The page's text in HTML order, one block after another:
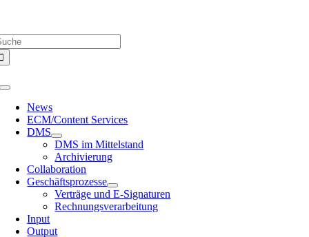
springen
Toggle
Navigation
News
ECM/Content Services
DMS
DMS im Mittelstand
Archivierung
Collaboration
Geschäftsprozesse
Verträge und E-Signaturen
Rechnungsverarbeitung
Input
Output